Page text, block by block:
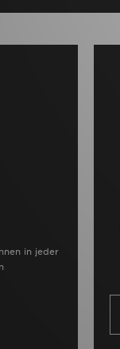
in jeder